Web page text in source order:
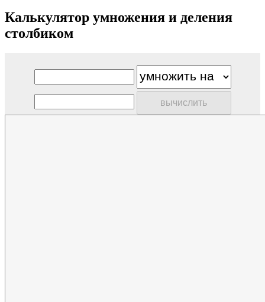
Калькулятор умножения и деления
столбиком